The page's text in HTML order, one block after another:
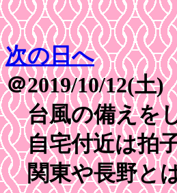
次の日へ
＠2019/10/12(土)
台風の備えをし
自宅付近は拍子
関東や長野と